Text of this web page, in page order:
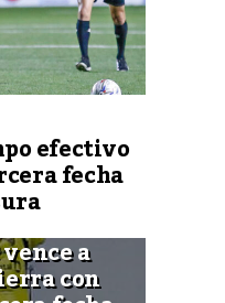
efectivo
fecha
a
con